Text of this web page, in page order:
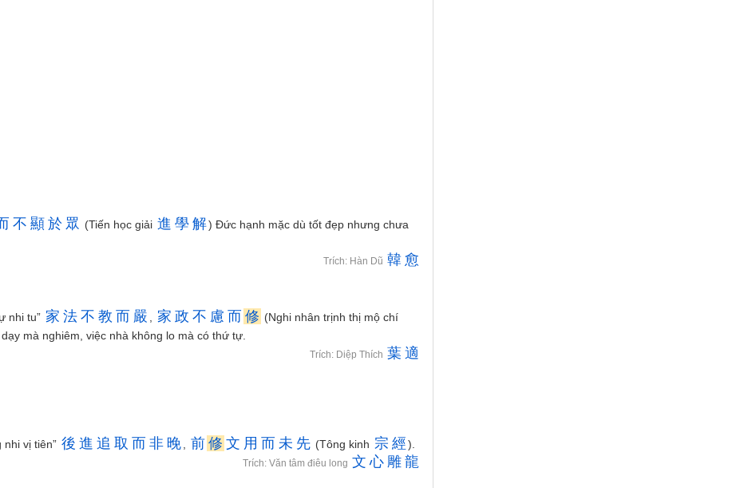
不 顯 於 眾 (Tiến học giải 進 學 解) Đức hạnh mặc dù tốt đẹp nhưng chưa
Trích: Hàn Dũ 韓 愈
nhi tu” 家 法 不 教 而 嚴 家 政 不 慮 而 修 (Nghi nhân trịnh thị mộ chí
mà nghiêm, việc nhà không lo mà có thứ tự.
Trích: Diệp Thích 葉 適
vị tiên” 後 進 追 取 而 非 晚 前 修 文 用 而 未 先 (Tông kinh 宗 經).
Trích: Văn tâm điêu long 文 心 雕 龍